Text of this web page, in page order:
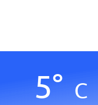
5° C